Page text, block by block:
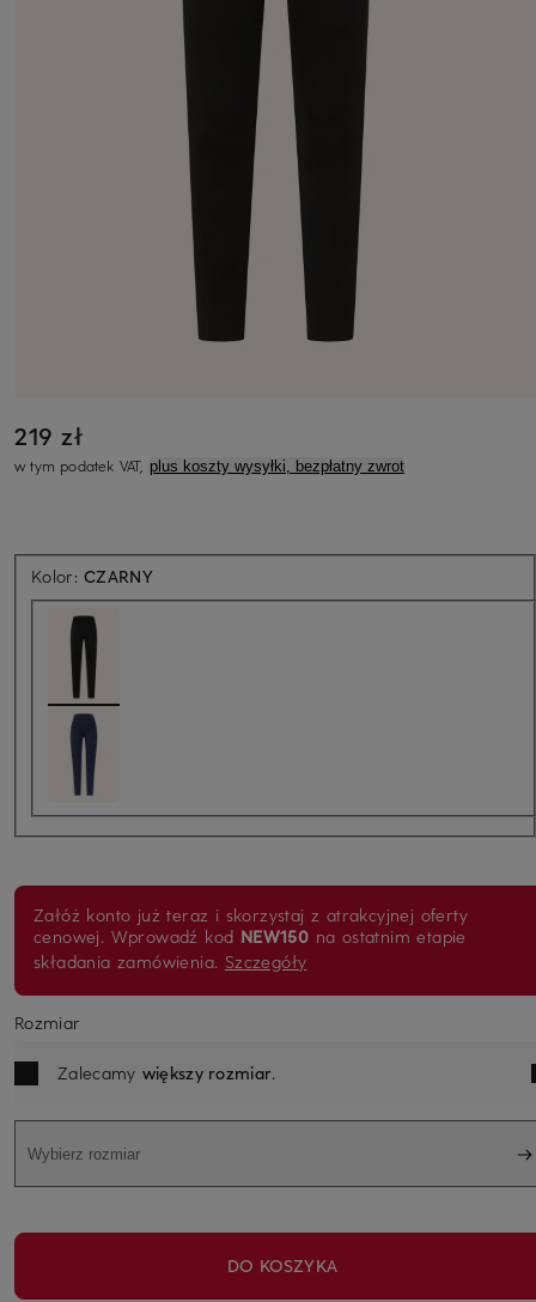
219 zł
w tym podatek VAT, plus koszty wysyłki, bezpłatny zwrot
Kolor:CZARNY
Załóż konto już teraz i skorzystaj z atrakcyjnej oferty
cenowej. Wprowadź kod NEW150 na ostatnim etapie
składania zamówienia. Szczegóły
Rozmiar
Zalecamy większy rozmiar.
Wybierz rozmiar
DO KOSZYKA